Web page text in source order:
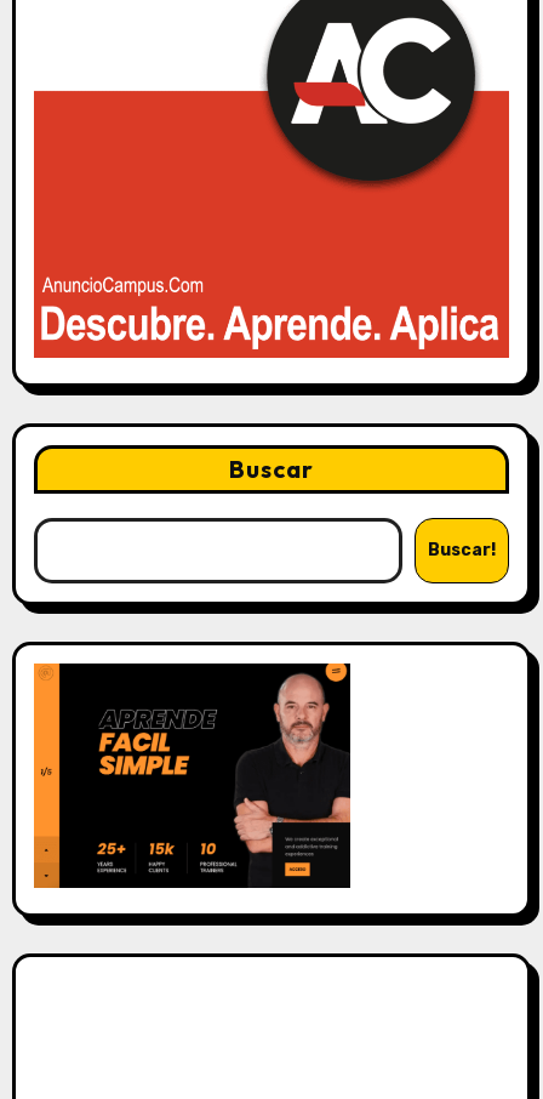
Buscar
Buscar!